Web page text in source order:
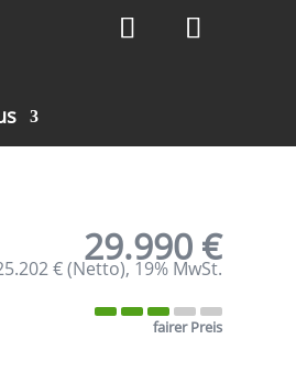
29.990 €
€(Netto) 19% MwSt.
fairer Preis